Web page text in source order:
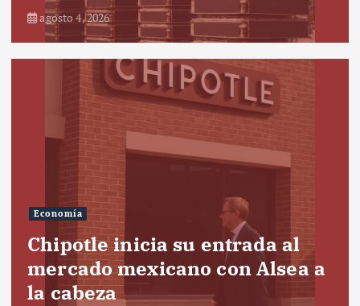
agosto 4, 2026
Economía
Chipotle inicia su entrada al
mercado mexicano con Alsea a
la cabeza